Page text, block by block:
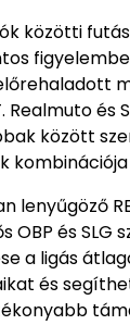
közötti
Realmuto és
között
lenyűgöző
és SLG
a ligás
és